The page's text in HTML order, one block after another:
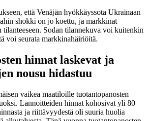
että Venäjän hyökkäyssota Ukrainaan
shokki on jo koettu, ja markkinat
tilanteeseen. Sodan tilannekuva voi kuitenkin
voi seurata markkinahäiriöitä.
hinnat laskevat ja
nousu hidastuu
vaikea maatiloille tuotantopanosten
Lannoitteiden hinnat kohosivat yli 80
ja riittävyydestä oli suuria huolia